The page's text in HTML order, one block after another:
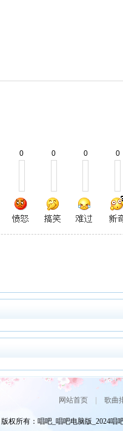
0 0 0 0
网站首页| 歌曲
版权所有：唱吧_唱吧电脑版_2024唱